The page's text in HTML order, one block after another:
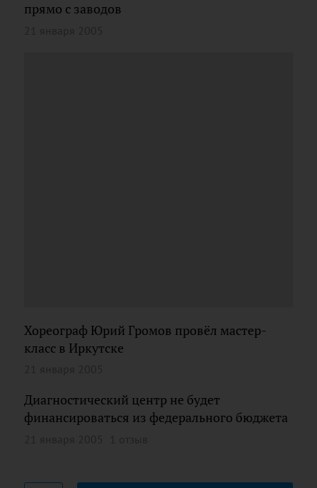
прямо с заводов
Хореограф Юрий Громов провёл мастер-
класс в Иркутске
Диагностический центр не будет
финансироваться из федерального бюджета